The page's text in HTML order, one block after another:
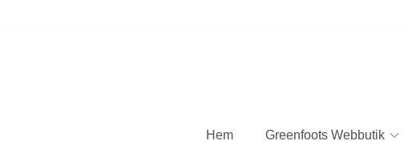
Hem Greenfoots Webbutik